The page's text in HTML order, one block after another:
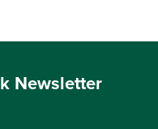
Newsletter